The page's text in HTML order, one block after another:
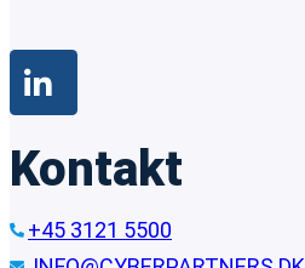
Kontakt
+45 3121 5500